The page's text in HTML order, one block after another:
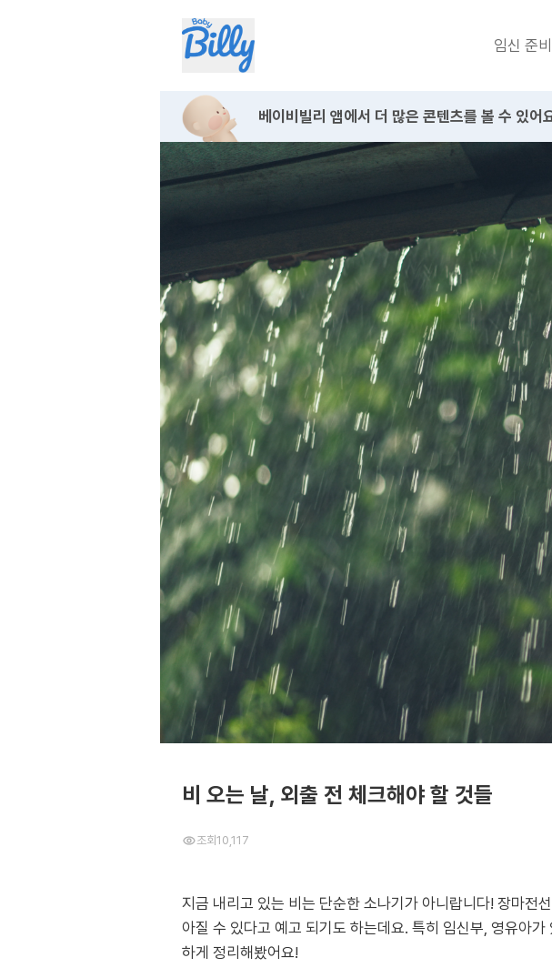
임신 준비
베이비빌리 앱에서 더 많은 콘텐츠를 볼 수 있어
비 오는 날, 외출 전 체크해야 할 것들
조회 10,117
지금 내리고 있는 비는 단순한 소나기가 아니랍니다! 장마전
아질 수 있다고 예고 되기도 하는데요. 특히 임신부, 영유아
하게 정리해봤어요!